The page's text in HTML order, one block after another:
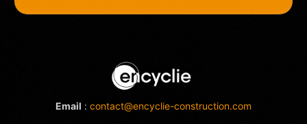
Email : contact@encyclie-construction.com